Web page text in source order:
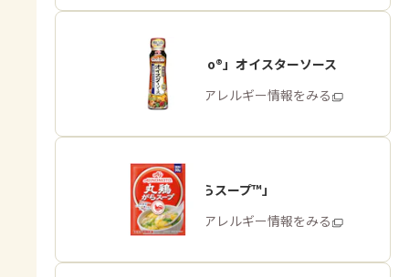
「Cook Do®」オイスターソース
商品・アレルギー情報をみる
「丸鶏がらスープ™」
商品・アレルギー情報をみる